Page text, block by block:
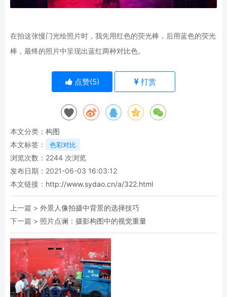
在拍这张慢门光绘照片时，我先用红色的荧光棒，后用蓝色的荧光
棒，最终的照片中呈现出蓝红两种对比色。
点赞(5) 打赏
本文分类： 构图
本文标签：
色彩对比
浏览次数： 2244 次浏览
发布日期：2021-06-03 16:03:12
本文链接： http://www.sydao.cn/a/322.html
上一篇 > 外景人像拍摄中背景的选择技巧
下一篇 > 照片点谰：摄影构图中的视觉重量